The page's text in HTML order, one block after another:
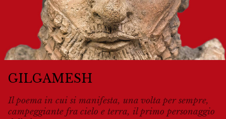
GILGAMESH
Il poema in cui si manifesta, una volta per sempre,
campeggiante fra cielo e terra, il primo personaggio